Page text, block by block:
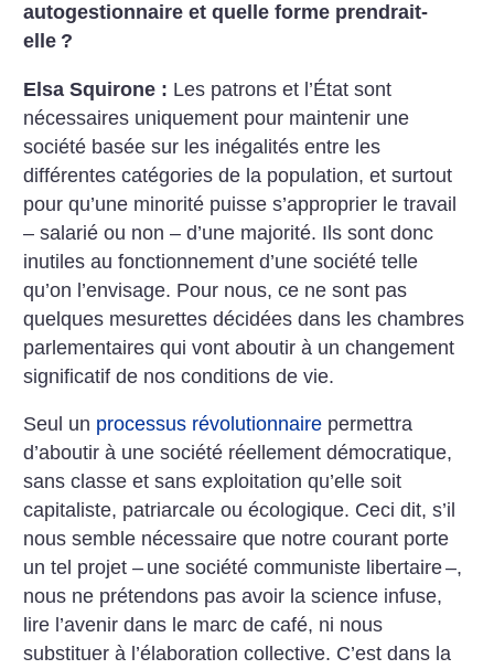
autogestionnaire et quelle forme prendrait-
elle ?
Elsa Squirone : Les patrons et l’État sont
nécessaires uniquement pour maintenir une
société basée sur les inégalités entre les
différentes catégories de la population, et surtout
pour qu’une minorité puisse s’approprier le travail
– salarié ou non – d’une majorité. Ils sont donc
inutiles au fonctionnement d’une société telle
qu’on l’envisage. Pour nous, ce ne sont pas
quelques mesurettes décidées dans les chambres
parlementaires qui vont aboutir à un changement
significatif de nos conditions de vie.
Seul un processus révolutionnaire permettra
d’aboutir à une société réellement démocratique,
sans classe et sans exploitation qu’elle soit
capitaliste, patriarcale ou écologique. Ceci dit, s’il
nous semble nécessaire que notre courant porte
un tel projet – une société communiste libertaire –,
nous ne prétendons pas avoir la science infuse,
lire l’avenir dans le marc de café, ni nous
substituer à l’élaboration collective. C’est dans la